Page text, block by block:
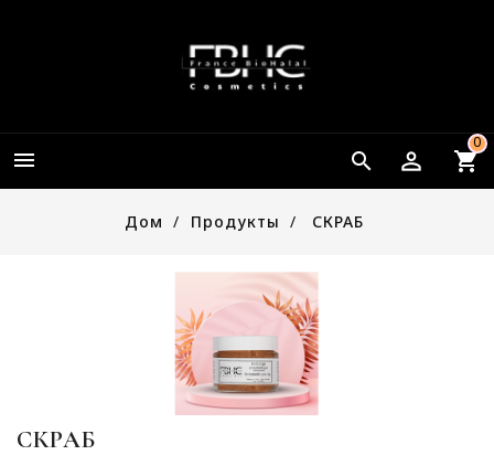
 
0
Дом Продукты СКРАБ
СКРАБ